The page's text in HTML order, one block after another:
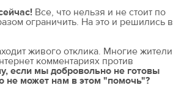
Все, что нельзя и не стоит по
ограничить. На это и решились в
живого отклика. Многие жители
комментариях против
если мы добровольно не готовы
не может нам в этом "помочь"?